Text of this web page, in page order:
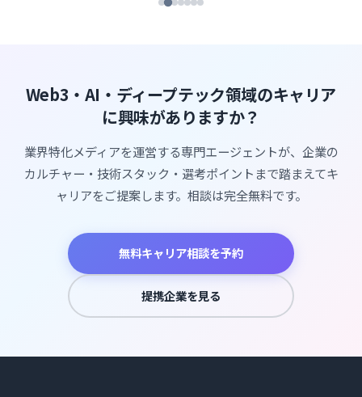
Web3・AI・ディープテック領域のキャリア
に興味がありますか？
業界特化メディアを運営する専門エージェントが、企業の
カルチャー・技術スタック・選考ポイントまで踏まえてキ
ャリアをご提案します。相談は完全無料です。
無料キャリア相談を予約
提携企業を見る